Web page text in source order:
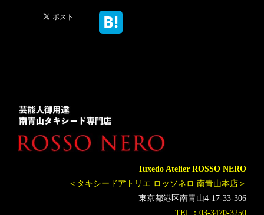
Tuxedo Atelier ROSSO NERO
＜タキシードアトリエ ロッソネロ 南青山本店＞
東京都港区南青山4-17-33-306
TEL：03-3470-3250